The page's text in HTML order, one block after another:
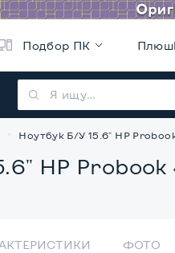
Подбор ПК
Ноутбук Б/У 15.6" HP
HP
ФОТО